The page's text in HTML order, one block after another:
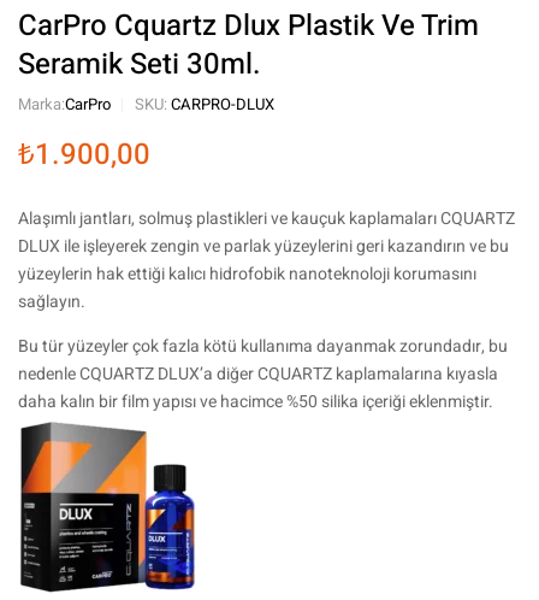
CarPro Cquartz Dlux Plastik Ve Trim
Seramik Seti 30ml.
Marka:CarPro SKU: CARPRO-DLUX
₺1.900,00
Alaşımlı jantları, solmuş plastikleri ve kauçuk kaplamaları CQUARTZ
DLUX ile işleyerek zengin ve parlak yüzeylerini geri kazandırın ve bu
yüzeylerin hak ettiği kalıcı hidrofobik nanoteknoloji korumasını
sağlayın.
Bu tür yüzeyler çok fazla kötü kullanıma dayanmak zorundadır, bu
nedenle CQUARTZ DLUX’a diğer CQUARTZ kaplamalarına kıyasla
daha kalın bir film yapısı ve hacimce %50 silika içeriği eklenmiştir.